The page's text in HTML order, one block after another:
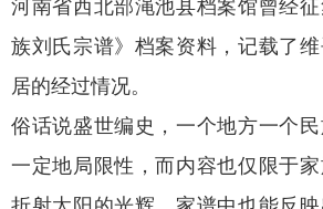
河南省西北部渑池县档案馆曾经
族刘氏宗谱》档案资料，记载了
居的经过情况。
俗话说盛世编史，一个地方一个
一定地局限性，而内容也仅限于